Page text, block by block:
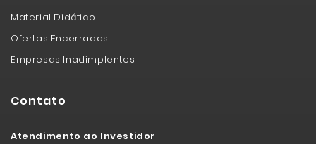
Material Didático
Ofertas Encerradas
Empresas Inadimplentes
Contato
Atendimento ao Investidor